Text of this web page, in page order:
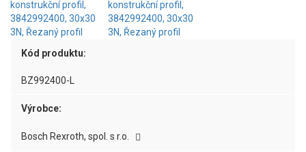
Kód produktu:
BZ992400-L
Výrobce:
Bosch Rexroth, spol. s r.o.